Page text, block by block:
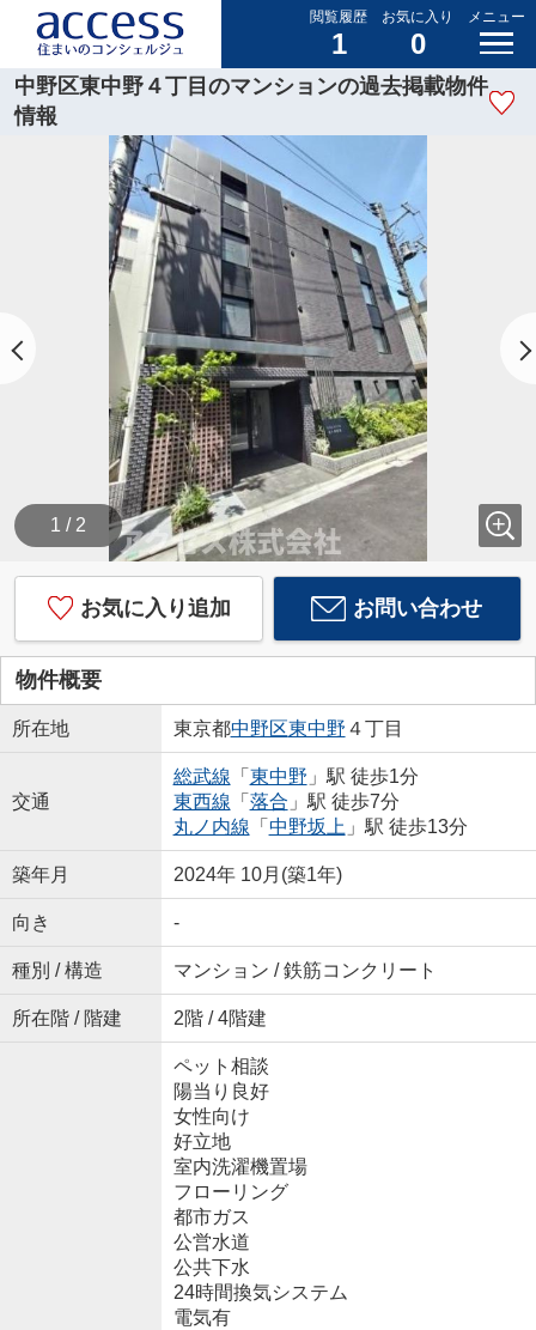
閲覧履歴
1
お気に入り
0
メニュー
中野区東中野４丁目のマンションの過去掲載物件
情報
1 / 2
お気に入り追加 お問い合わせ
物件概要
所在地 東京都中野区東中野 ４丁目
交通
総武線 「 東中野 」駅 徒歩1分
東西線 「 落合 」駅 徒歩7分
丸ノ内線 「 中野坂上 」駅 徒歩13分
築年月 2024年 10月(築1年)
向き -
種別 / 構造 マンション / 鉄筋コンクリート
所在階 / 階建 2階 / 4階建
ペット相談
陽当り良好
女性向け
好立地
室内洗濯機置場
フローリング
都市ガス
公営水道
公共下水
24時間換気システム
電気有